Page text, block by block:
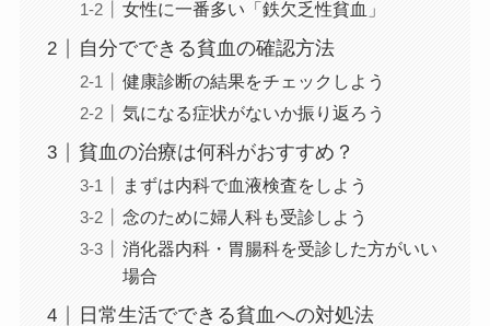
女性に一番多い「鉄欠乏性貧血」
自分でできる貧血の確認方法
健康診断の結果をチェックしよう
気になる症状がないか振り返ろう
貧血の治療は何科がおすすめ？
まずは内科で血液検査をしよう
念のために婦人科も受診しよう
消化器内科・胃腸科を受診した方がいい
場合
日常生活でできる貧血への対処法